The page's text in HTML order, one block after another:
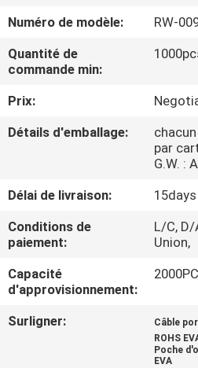
NOUS
D'USINE
DE
QUALITÉ
PLAN
DU
SITE
Numéro de modèle:
RW-
Quantité de
commande min:
Prix:
Détails d'emballage:
par
G.W. :
Délai de livraison:
15days
Conditions de
paiement:
L/C, D/
Union,
Capacité
d'approvisionnement:
Surligner: Câble
ROHS
Poche
EVA